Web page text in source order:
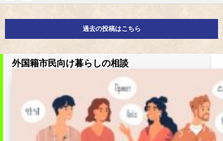
過去の投稿はこちら
外国籍市民向け暮らしの相談